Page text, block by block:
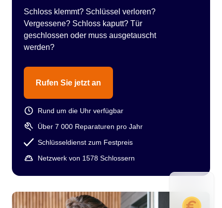
Schloss klemmt? Schlüssel verloren?
Vergessene? Schloss kaputt? Tür
geschlossen oder muss ausgetauscht
werden?
Rufen Sie jetzt an
Rund um die Uhr verfügbar
Über 7 000 Reparaturen pro Jahr
Schlüsseldienst zum Festpreis
Netzwerk von 1578 Schlossern